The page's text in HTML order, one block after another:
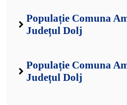
Populație Comuna
Județul Dolj
Populație Comuna
Județul Dolj